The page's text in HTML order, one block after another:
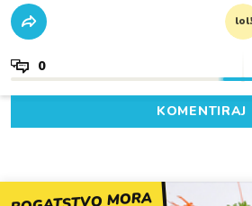
lol!
0
KOMENTIRAJ